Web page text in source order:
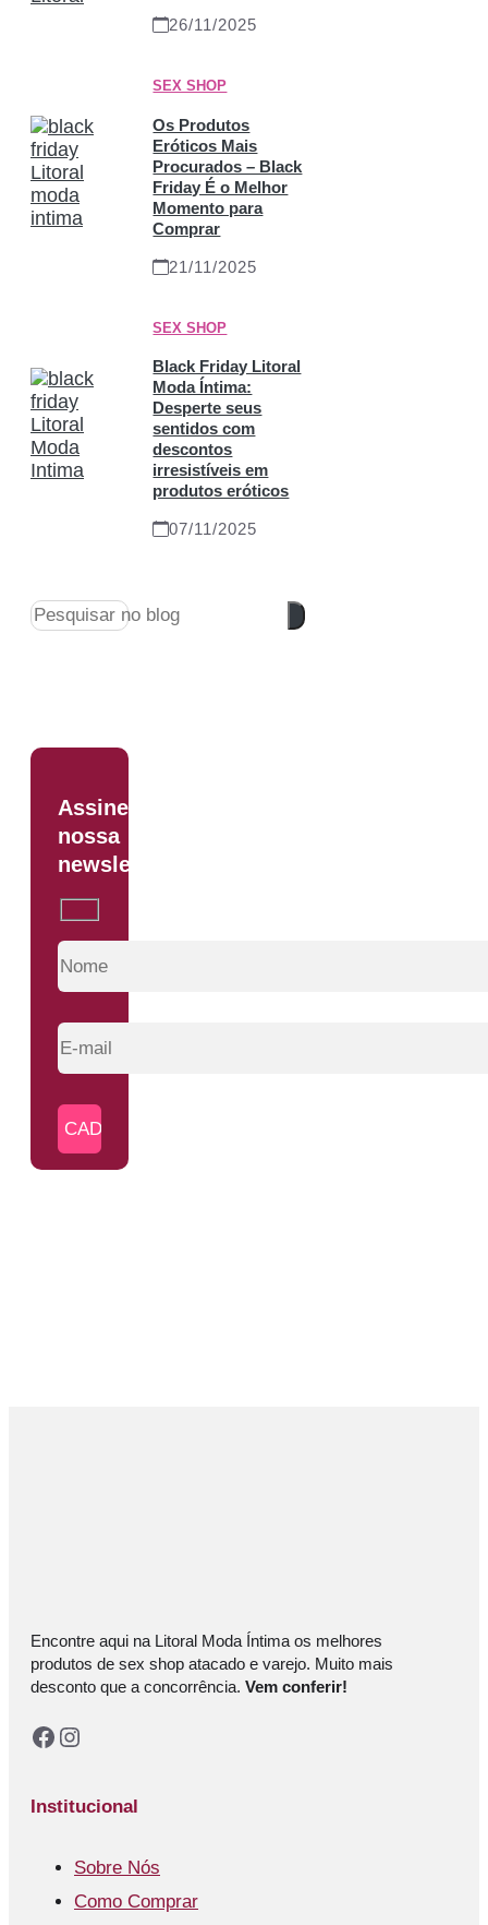
26/11/2025
SEX SHOP
Os Produtos
Eróticos Mais
Procurados – Black
Friday É o Melhor
Momento para
Comprar
21/11/2025
SEX SHOP
Black Friday Litoral
Moda Íntima:
Desperte seus
sentidos com
descontos
irresistíveis em
produtos eróticos
07/11/2025
Pesquisar
Assine
nossa
newsletter
Encontre aqui na Litoral Moda Íntima os melhores
produtos de sex shop atacado e varejo. Muito mais
desconto que a concorrência. Vem conferir!
Facebook
Instagram
Institucional
Sobre Nós
Como Comprar